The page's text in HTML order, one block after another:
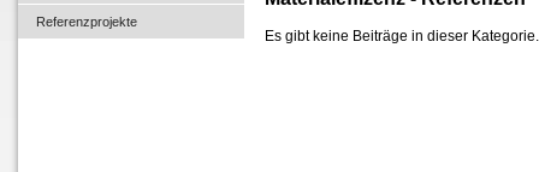
Es gibt keine Beiträge in dieser
Referenzprojekte